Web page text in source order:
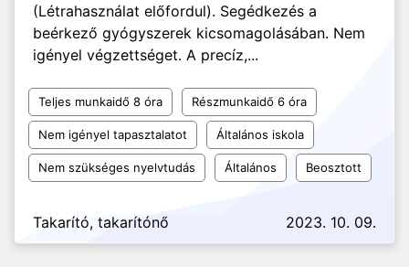
(Létrahasználat előfordul). Segédkezés a
beérkező gyógyszerek kicsomagolásában. Nem
igényel végzettséget. A precíz,...
Teljes munkaidő 8 óra Részmunkaidő 6 óra
Nem igényel tapasztalatot Általános iskola
Nem szükséges nyelvtudás Általános Beosztott
Takarító, takarítónő 2023. 10. 09.